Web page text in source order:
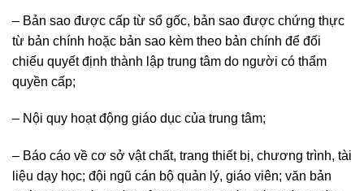
– Bản sao được cấp từ sổ gốc, bản sao được chứng thực
từ bản chính hoặc bản sao kèm theo bản chính để đối
chiếu quyết định thành lập trung tâm do người có thẩm
quyền cấp;
– Nội quy hoạt động giáo dục của trung tâm;
– Báo cáo về cơ sở vật chất, trang thiết bị, chương trình, tài
liệu dạy học; đội ngũ cán bộ quản lý, giáo viên; văn bản